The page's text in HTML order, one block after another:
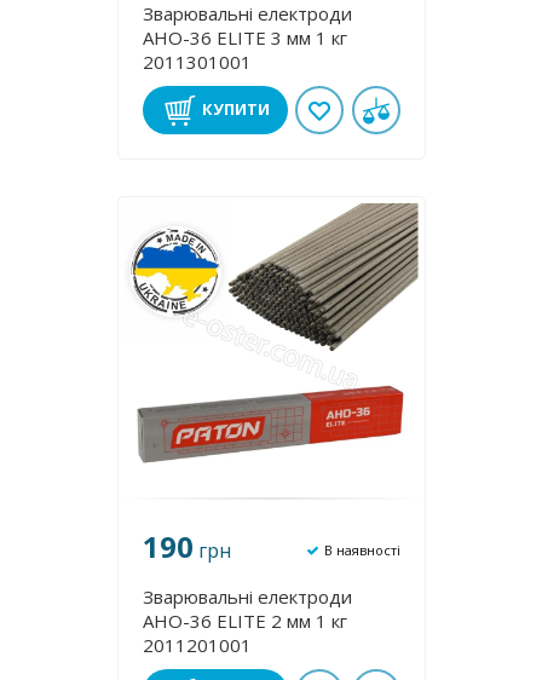
Зварювальні електроди
АНО-36 ЕLІТE 3 мм 1 кг
2011301001
КУПИТИ
190 грн В наявності
Зварювальні електроди
АНО-36 ЕLІТE 2 мм 1 кг
2011201001